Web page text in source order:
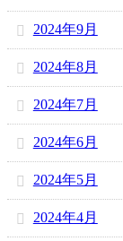
2024年9月
2024年8月
2024年7月
2024年6月
2024年5月
2024年4月